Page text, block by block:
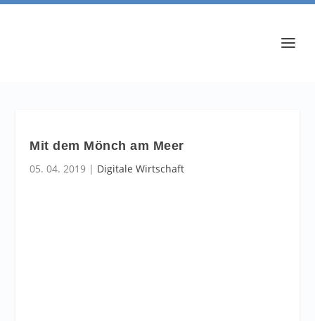
Mit dem Mönch am Meer
05. 04. 2019 | Digitale Wirtschaft